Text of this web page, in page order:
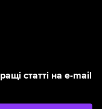
статті на e-mail